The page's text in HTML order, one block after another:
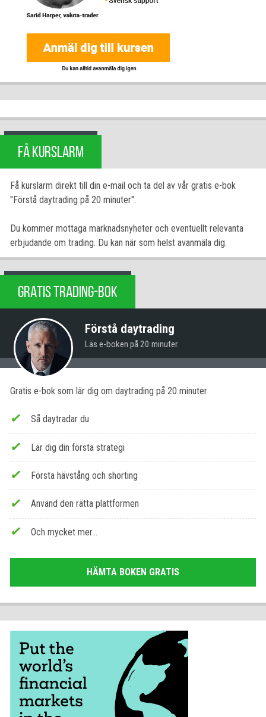
FÅ KURSLARM
Få kurslarm direkt till din e-mail och ta del av vår gratis e-bok
"Förstå daytrading på 20 minuter".
Du kommer mottaga marknadsnyheter och eventuellt relevanta
erbjudande om trading. Du kan när som helst avanmäla dig.
GRATIS TRADING-BOK
Förstå daytrading
Läs e-boken på 20 minuter.
Gratis e-bok som lär dig om daytrading på 20 minuter
Så daytradar du
Lär dig din första strategi
Första hävstång och shorting
Använd den rätta plattformen
Och mycket mer...
HÄMTA BOKEN GRATIS